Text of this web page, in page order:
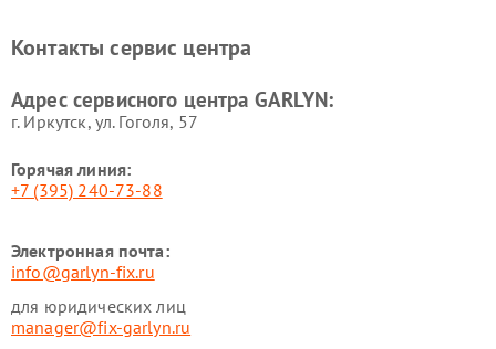
стеклоочистителей GARLYN
GARLYN
GARLYN
Контакты сервис центра
Адрес сервисного центра GARLYN:
г. Иркутск, ул. ​Гоголя, 57
Горячая линия:
+7 (395) 240-73-88
Электронная почта:
info@garlyn-fix.ru
для юридических лиц
manager@fix-garlyn.ru